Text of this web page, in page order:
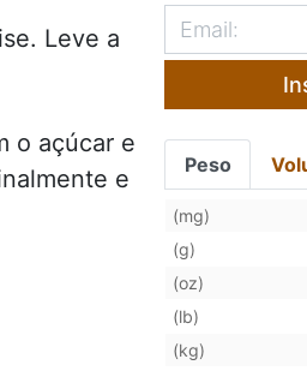
Leve a
o açúcar e
e
Peso
(mg)
(g)
(oz)
(lb)
(kg)